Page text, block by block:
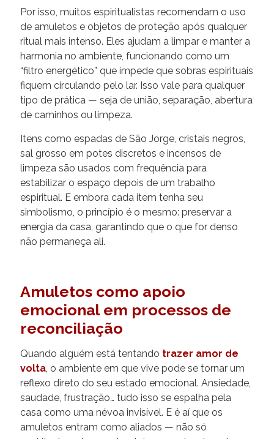
Por isso, muitos espiritualistas recomendam o uso
de amuletos e objetos de proteção após qualquer
ritual mais intenso. Eles ajudam a limpar e manter a
harmonia no ambiente, funcionando como um
“filtro energético” que impede que sobras espirituais
fiquem circulando pelo lar. Isso vale para qualquer
tipo de prática — seja de união, separação, abertura
de caminhos ou limpeza.
Itens como espadas de São Jorge, cristais negros,
sal grosso em potes discretos e incensos de
limpeza são usados com frequência para
estabilizar o espaço depois de um trabalho
espiritual. E embora cada item tenha seu
simbolismo, o princípio é o mesmo: preservar a
energia da casa, garantindo que o que for denso
não permaneça ali.
Amuletos como apoio
emocional em processos de
reconciliação
Quando alguém está tentando trazer amor de
volta , o ambiente em que vive pode se tornar um
reflexo direto do seu estado emocional. Ansiedade,
saudade, frustração… tudo isso se espalha pela
casa como uma névoa invisível. E é aí que os
amuletos entram como aliados — não só